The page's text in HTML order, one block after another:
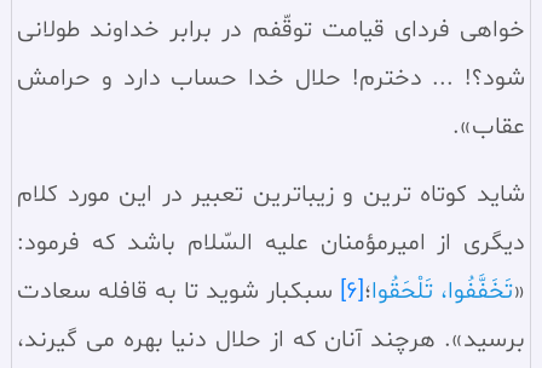
خواهى فرداى قيامت توقّفم در برابر خداوند طولانى
شود؟! ... دخترم! حلال خدا حساب دارد و حرامش
عقاب».
شايد كوتاه ترين و زيباترين تعبير در اين مورد كلام
ديگرى از اميرمؤمنان عليه السّلام باشد كه فرمود:
«تَخَفَّفُوا، تَلْحَقُوا؛[6] سبكبار شويد تا به قافله سعادت
برسيد». هرچند آنان كه از حلال دنيا بهره مى گيرند،